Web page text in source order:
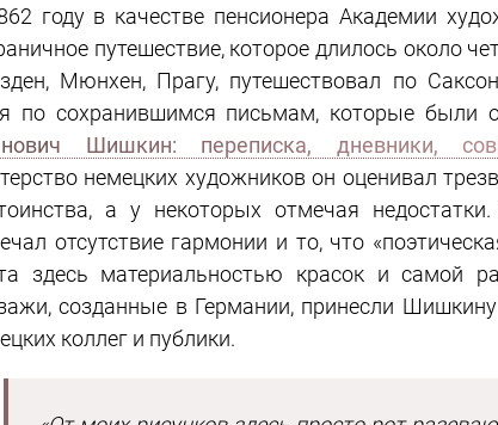
году в качестве пенсионера Академии
путешествие, которое длилось около
Мюнхен, Прагу, путешествовал по
по сохранившимся письмам, которые были
Шишкин: переписка, дневники,
немецких художников он оценивал
а у некоторых отмечая
отсутствие гармонии и то, что
здесь материальностью красок и самой
созданные в Германии, принесли
коллег и публики.